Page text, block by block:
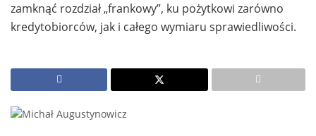
zamknąć rozdział „frankowy”, ku pożytkowi zarówno
kredytobiorców, jak i całego wymiaru sprawiedliwości.